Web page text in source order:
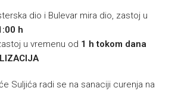
dio i Bulevar mira dio, zastoj u
h
u vremenu od 1 h tokom dana
Suljića radi se na sanaciji curenja na